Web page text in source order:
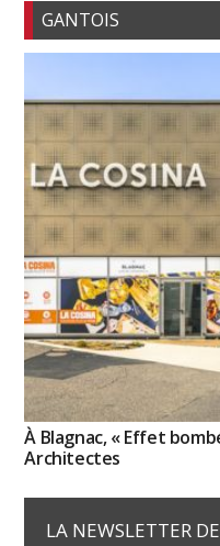
GANTOIS
À Blagnac, « Effet
Architectes
LA NEWSLETTER